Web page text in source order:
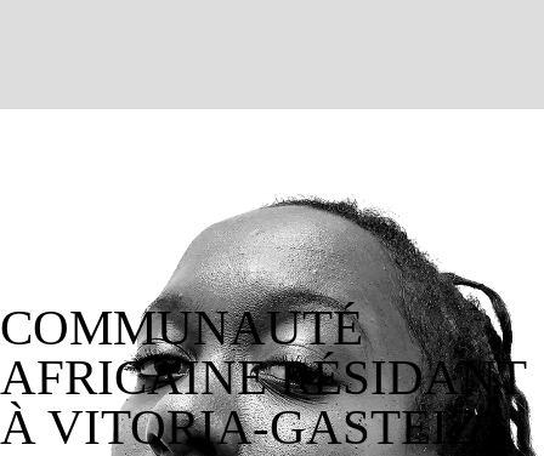
COMMUNAUTÉ
AFRICAINE RÉSIDANT
À VITORIA-GASTEIZ